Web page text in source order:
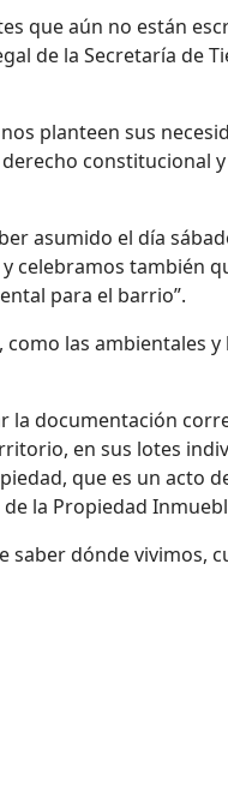
que aún no están
de la Secretaría de
planteen sus
constitucional
asumido el día
también
para el barrio”.
las ambientales
la documentación
en sus lotes
que es un acto
la Propiedad
dónde vivimos,
cuenten con sus